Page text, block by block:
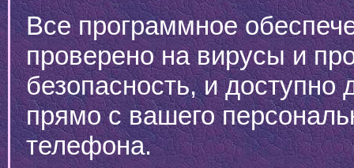
Все программное
проверено на вирусы и
безопасность, и доступно
прямо с вашего
телефона.